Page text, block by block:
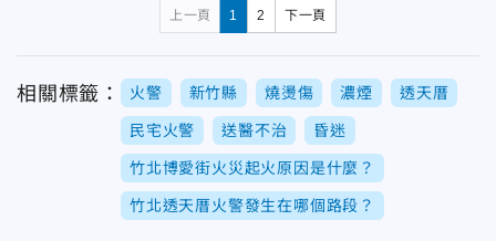
上一頁 1 2 下一頁
相關標籤： 火警 新竹縣 燒燙傷 濃煙 透天厝
民宅火警 送醫不治 昏迷
竹北博愛街火災起火原因是什麼？
竹北透天厝火警發生在哪個路段？